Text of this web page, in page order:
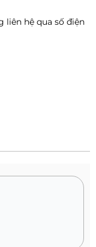
liên hệ qua số điện